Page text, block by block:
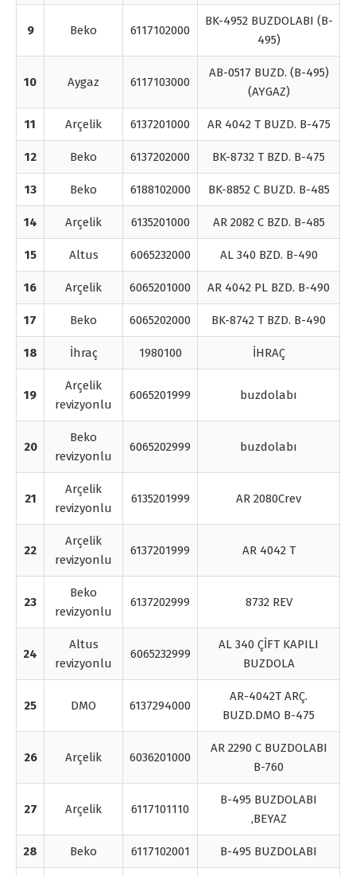
9 Beko 6117102000
BK-4952 BUZDOLABI (B-
495)
10 Aygaz 6117103000
AB-0517 BUZD. (B-495)
(AYGAZ)
11 Arçelik 6137201000 AR 4042 T BUZD. B-475
12 Beko 6137202000 BK-8732 T BZD. B-475
13 Beko 6188102000 BK-8852 C BUZD. B-485
14 Arçelik 6135201000 AR 2082 C BZD. B-485
15 Altus 6065232000 AL 340 BZD. B-490
16 Arçelik 6065201000 AR 4042 PL BZD. B-490
17 Beko 6065202000 BK-8742 T BZD. B-490
18 İhraç 1980100 İHRAÇ
19
Arçelik
revizyonlu
6065201999 buzdolabı
20
Beko
revizyonlu
6065202999 buzdolabı
21
Arçelik
revizyonlu
6135201999 AR 2080Crev
22
Arçelik
revizyonlu
6137201999 AR 4042 T
23
Beko
revizyonlu
6137202999 8732 REV
24
Altus
revizyonlu
6065232999
AL 340 ÇİFT KAPILI
BUZDOLA
25 DMO 6137294000
AR-4042T ARÇ.
BUZD.DMO B-475
26 Arçelik 6036201000
AR 2290 C BUZDOLABI
B-760
27 Arçelik 6117101110
B-495 BUZDOLABI
,BEYAZ
28 Beko 6117102001 B-495 BUZDOLABI